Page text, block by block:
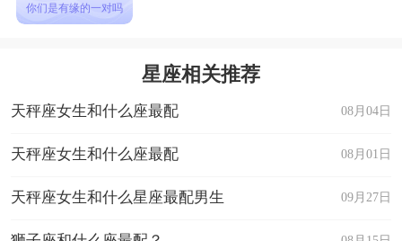
你们是有缘的一对吗
星座相关推荐
08月04日
天秤座女生和什么座最配
08月01日
天秤座女生和什么座最配
09月27日
天秤座女生和什么星座最配男生